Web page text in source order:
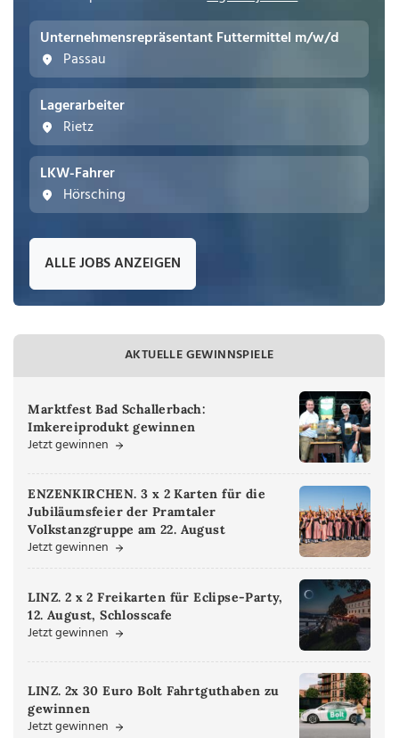
Unternehmensrepräsentant Futtermittel m/w/d
Passau
Lagerarbeiter
Rietz
LKW-Fahrer
Hörsching
ALLE JOBS ANZEIGEN
AKTUELLE GEWINNSPIELE
Marktfest Bad Schallerbach:
Imkereiprodukt gewinnen
Jetzt gewinnen
ENZENKIRCHEN. 3 x 2 Karten für die
Jubiläumsfeier der Pramtaler
Volkstanzgruppe am 22. August
Jetzt gewinnen
LINZ. 2 x 2 Freikarten für Eclipse-Party,
12. August, Schlosscafe
Jetzt gewinnen
LINZ. 2x 30 Euro Bolt Fahrtguthaben zu
gewinnen
Jetzt gewinnen